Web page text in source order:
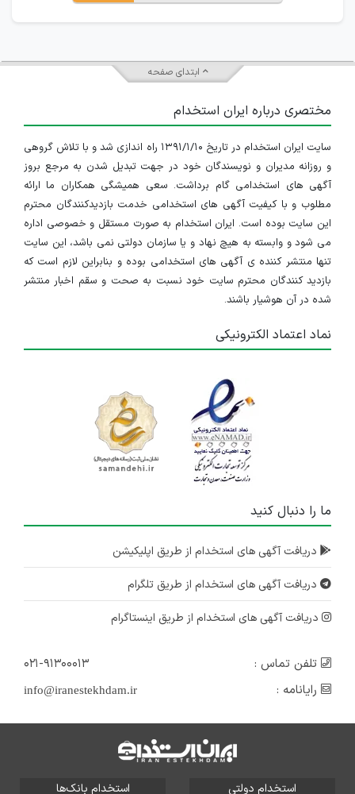
ابتدای صفحه
مختصری درباره ایران استخدام
سایت ایران استخدام در تاریخ ۱۳۹۱/۱/۱۰ راه اندازی شد و با تلاش گروهی
و روزانه مدیران و نویسندگان خود در جهت تبدیل شدن به مرجع بروز
آگهی های استخدامی گام برداشت. سعی همیشگی همکاران ما ارائه
مطلوب و با کیفیت آگهی های استخدامی خدمت بازدیدکنندگان محترم
این سایت بوده است. ایران استخدام به صورت مستقل و خصوصی اداره
می شود و وابسته به هیچ نهاد و یا سازمان دولتی نمی باشد، این سایت
تنها منتشر کننده ی آگهی های استخدامی بوده و بنابراین لازم است که
بازدید کنندگان محترم سایت خود نسبت به صحت و سقم اخبار منتشر
شده در آن هوشیار باشند.
نماد اعتماد الکترونیکی
ما را دنبال کنید
دریافت آگهی های استخدام از طریق اپلیکیشن
دریافت آگهی های استخدام از طریق تلگرام
دریافت آگهی های استخدام از طریق اینستاگرام
تلفن تماس :
۰۲۱-۹۱۳۰۰۰۱۳
رایانامه :
info@iranestekhdam.ir
استخدام دولتی استخدام بانک‌ها